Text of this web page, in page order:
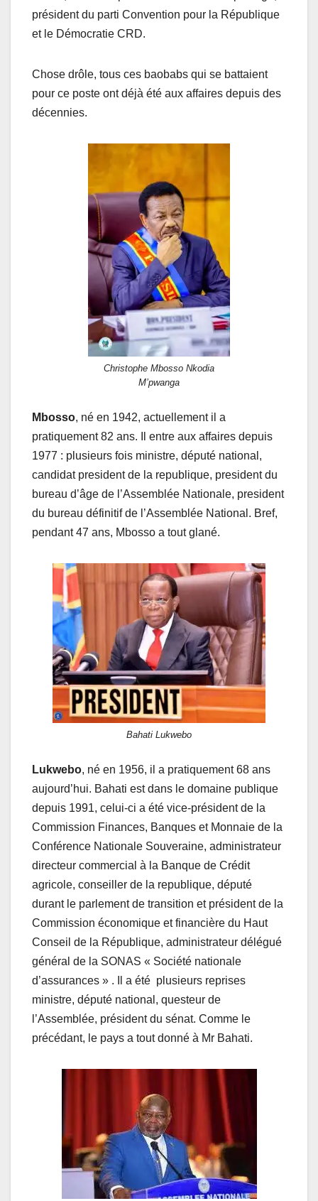
président du parti Convention pour la République
et le Démocratie CRD.
Chose drôle, tous ces baobabs qui se battaient
pour ce poste ont déjà été aux affaires depuis des
décennies.
Christophe Mbosso Nkodia
M’pwanga
Mbosso, né en 1942, actuellement il a
pratiquement 82 ans. Il entre aux affaires depuis
1977 : plusieurs fois ministre, député national,
candidat president de la republique, president du
bureau d’âge de l’Assemblée Nationale, president
du bureau définitif de l’Assemblée National. Bref,
pendant 47 ans, Mbosso a tout glané.
Bahati Lukwebo
Lukwebo, né en 1956, il a pratiquement 68 ans
aujourd’hui. Bahati est dans le domaine publique
depuis 1991, celui-ci a été vice-président de la
Commission Finances, Banques et Monnaie de la
Conférence Nationale Souveraine, administrateur
directeur commercial à la Banque de Crédit
agricole, conseiller de la republique, député
durant le parlement de transition et président de la
Commission économique et financière du Haut
Conseil de la République, administrateur délégué
général de la SONAS « Société nationale
d’assurances » . Il a été plusieurs reprises
ministre, député national, questeur de
l’Assemblée, président du sénat. Comme le
précédant, le pays a tout donné à Mr Bahati.